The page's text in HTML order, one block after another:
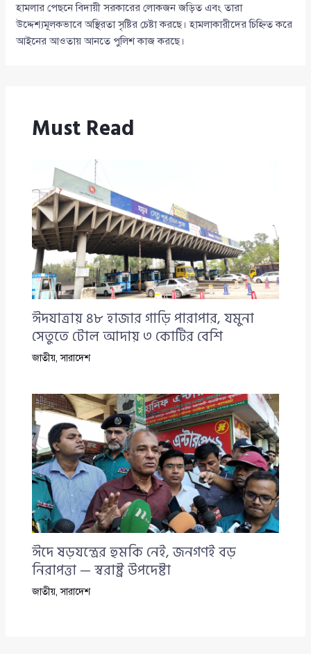
হামলার পেছনে বিদায়ী সরকারের লোকজন জড়িত এবং তারা
উদ্দেশ্যমূলকভাবে অস্থিরতা সৃষ্টির চেষ্টা করছে। হামলাকারীদের চিহ্নিত করে
আইনের আওতায় আনতে পুলিশ কাজ করছে।
Must Read
ঈদযাত্রায় ৪৮ হাজার গাড়ি পারাপার, যমুনা
সেতুতে টোল আদায় ৩ কোটির বেশি
জাতীয়,সারাদেশ
ঈদে ষড়যন্ত্রের হুমকি নেই, জনগণই বড়
নিরাপত্তা — স্বরাষ্ট্র উপদেষ্টা
জাতীয়,সারাদেশ